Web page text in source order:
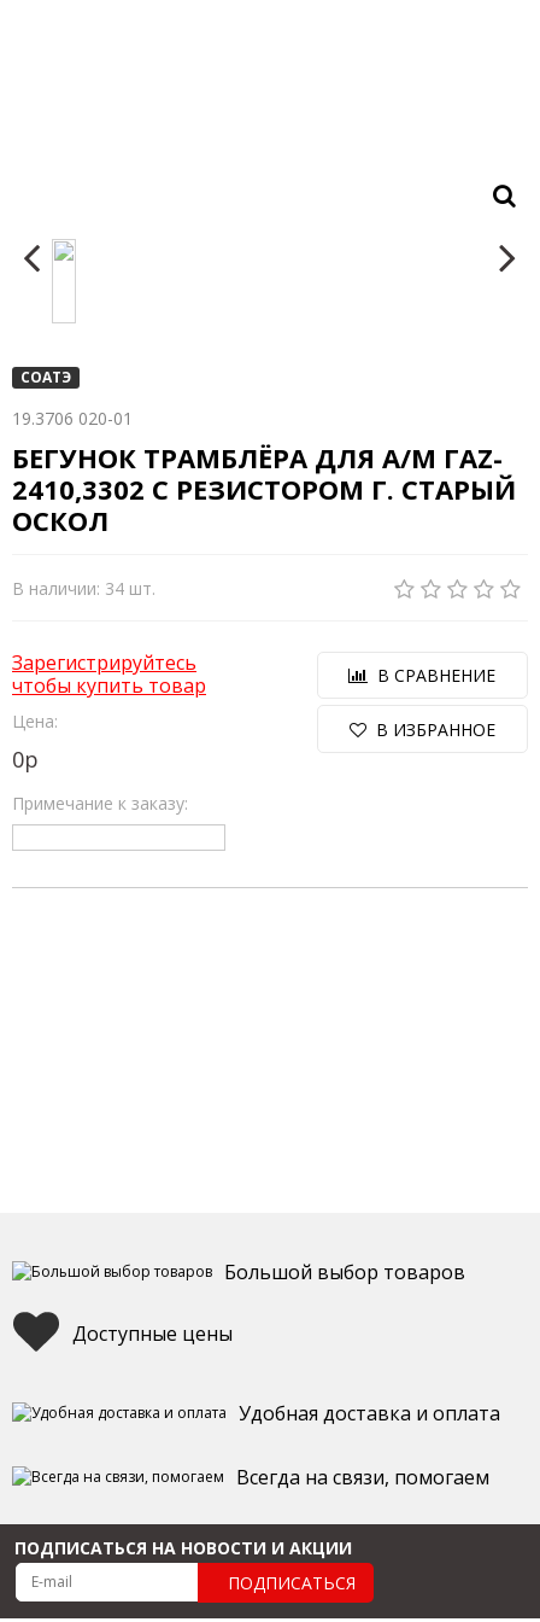
СОАТЭ
19.3706 020-01
БЕГУНОК ТРАМБЛЁРА ДЛЯ А/М ГАZ-
2410,3302 С РЕЗИСТОРОМ Г. СТАРЫЙ
ОСКОЛ
В наличии: 34 шт.
Зарегистрируйтесь
чтобы купить товар
Цена:
0р
Примечание к заказу:
В СРАВНЕНИЕ
В ИЗБРАННОЕ
Большой выбор товаров
Доступные цены
Удобная доставка и оплата
Всегда на связи, помогаем
ПОДПИСАТЬСЯ НА НОВОСТИ И АКЦИИ
ПОДПИСАТЬСЯ